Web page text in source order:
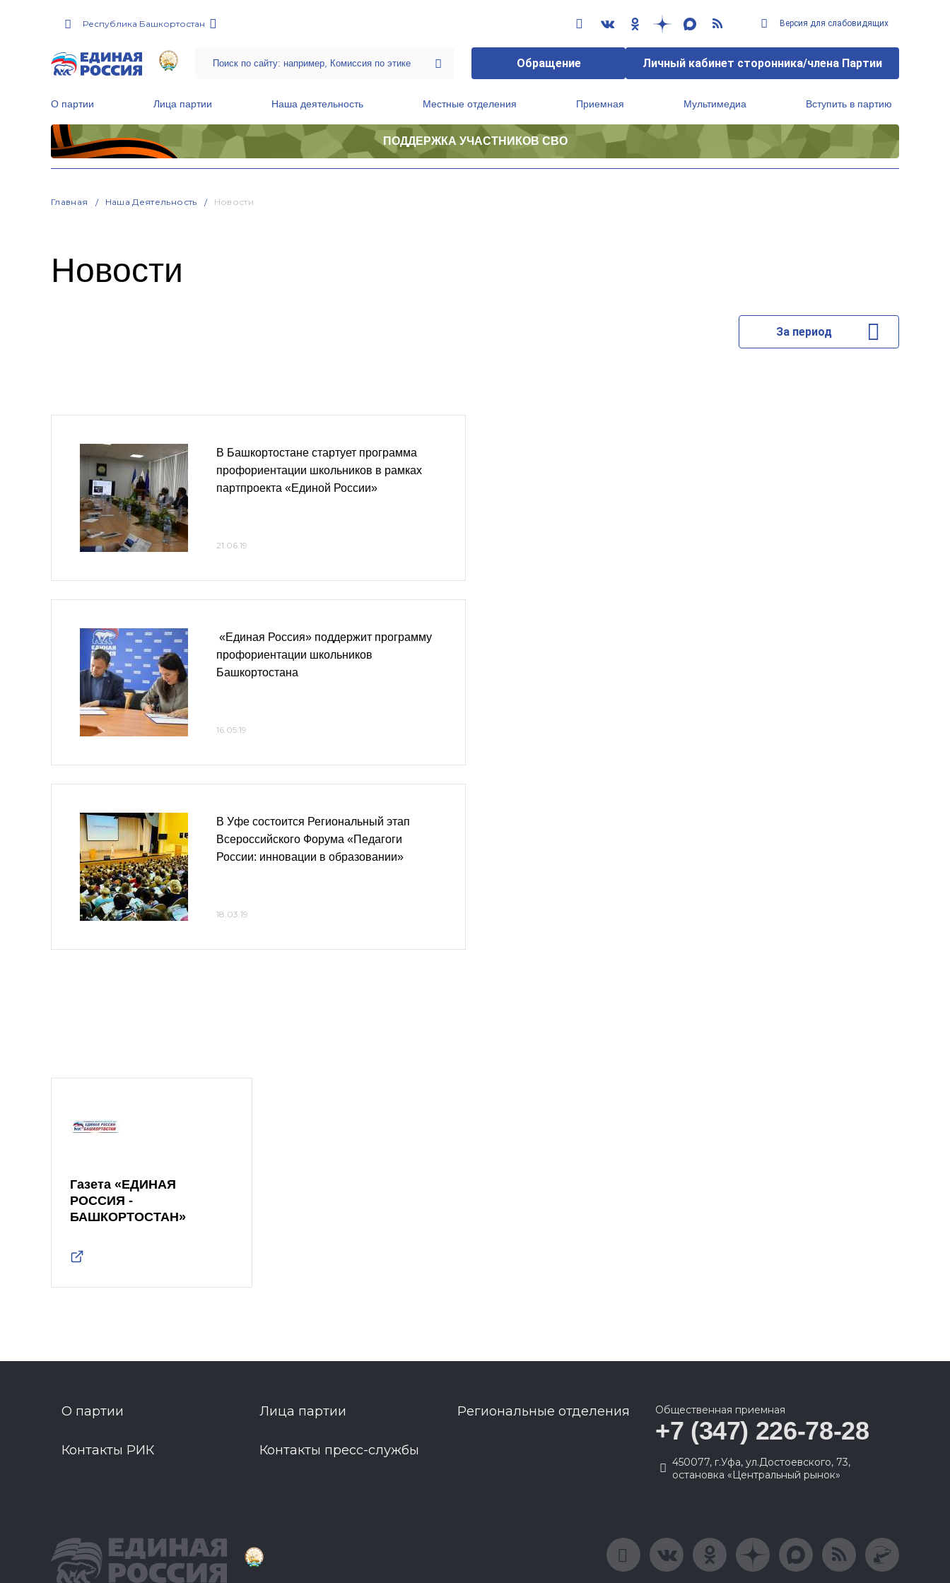
Республика Башкортостан Версия для слабовидящих
Обращение Личный кабинет сторонника/члена Партии
О партии Лица партии Наша деятельность Местные отделения Приемная Мультимедиа Вступить в партию
ПОДДЕРЖКА УЧАСТНИКОВ СВО
Главная Наша Деятельность Новости
Новости
За период
В Башкортостане стартует программа
профориентации школьников в рамках
партпроекта «Единой России»
21.06.19
«Единая Россия» поддержит программу
профориентации школьников
Башкортостана
16.05.19
В Уфе состоится Региональный этап
Всероссийского Форума «Педагоги
России: инновации в образовании»
18.03.19
Газета «ЕДИНАЯ
РОССИЯ -
БАШКОРТОСТАН»
О партии Лица партии Региональные отделения
Контакты РИК Контакты пресс-службы
Общественная приемная
+7 (347) 226-78-28
450077, г.Уфа, ул.Достоевского, 73,
остановка «Центральный рынок»